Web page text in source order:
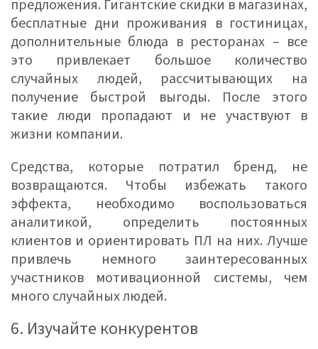
предложения. Гигантские скидки в магазинах,
бесплатные дни проживания в гостиницах,
дополнительные блюда в ресторанах – все
это привлекает большое количество
случайных людей, рассчитывающих на
получение быстрой выгоды. После этого
такие люди пропадают и не участвуют в
жизни компании.
Средства, которые потратил бренд, не
возвращаются. Чтобы избежать такого
эффекта, необходимо воспользоваться
аналитикой, определить постоянных
клиентов и ориентировать ПЛ на них. Лучше
привлечь немного заинтересованных
участников мотивационной системы, чем
много случайных людей.
6. Изучайте конкурентов